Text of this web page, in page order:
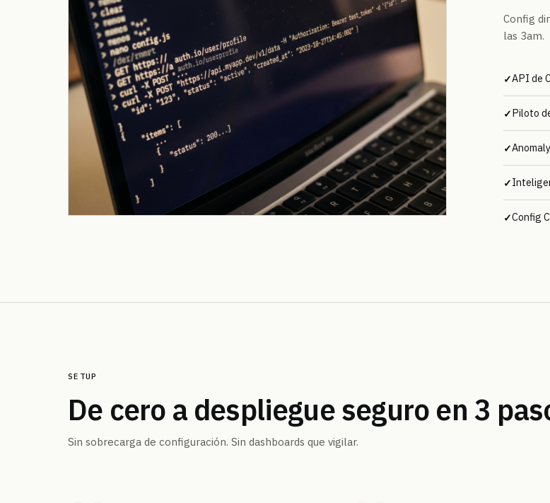
Config
las 3am.
✓API de
✓Piloto
✓
✓
✓Config
SETUP
De cero a despliegue seguro en 3
Sin sobrecarga de configuración. Sin dashboards que vigilar.